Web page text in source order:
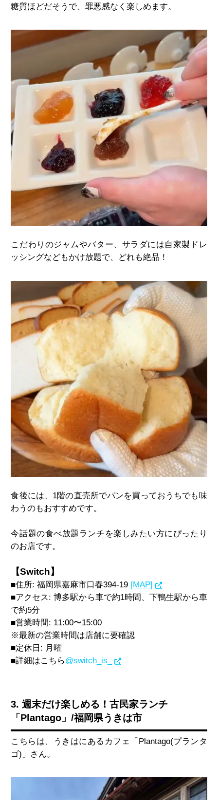
糖質ほどだそうで、罪悪感なく楽しめます。
こだわりのジャムやバター、サラダには自家製ドレ
ッシングなどもかけ放題で、どれも絶品！
食後には、 1階の直売所でパンを買っておうちでも味
わうのもおすすめです。
今話題の食べ放題ランチを楽しみたい方にぴったり
のお店です。
【Switch】
■住所:福岡県嘉麻市口春394-19 [MAP]
■アクセス:博多駅から車で約1時間、下鴨生駅から車
で約5分
■営業時間: 11:00〜15:00
※最新の営業時間は店舗に要確認
■定休日 : 月曜
■詳細はこちら@switch_is_
3. 週末だけ楽しめる！古民家ランチ
「Plantago」/福岡県うきは市
こちらは、うきはにあるカフェ「 Plantago(プランタ
ゴ) 」さん。